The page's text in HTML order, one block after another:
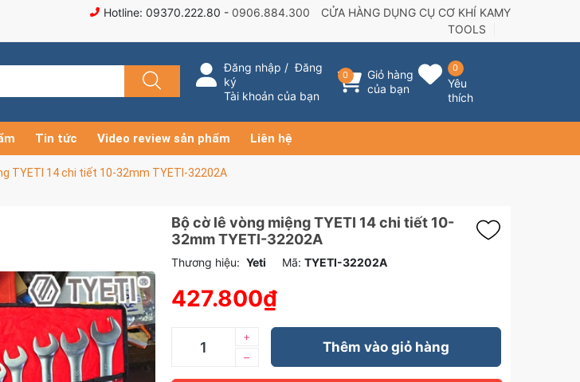
Hotline: 09370.222.80 - 0906.884.300
CỬA HÀNG DỤNG CỤ CƠ KHÍ KAMY
TOOLS
Đăng nhập /Đăng
ký
Tài khoản của bạn
0
Giỏ hàng
của bạn
0
Yêu
thích
Tin tức Video review sản phẩm Liên hệ
TYETI 14 chi tiết 10-32mm TYETI-32202A
Bộ cờ lê vòng miệng TYETI 14 chi tiết 10-
32mm TYETI-32202A
Thương hiệu: Yeti Mã: TYETI-32202A
427.800₫
–
+
Thêm vào giỏ hàng